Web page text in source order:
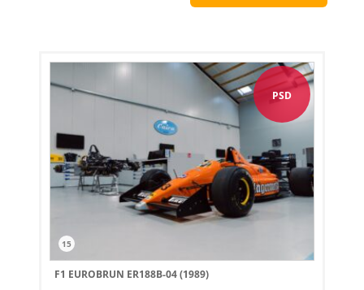
PSD
15
F1 EUROBRUN ER188B-04 (1989)